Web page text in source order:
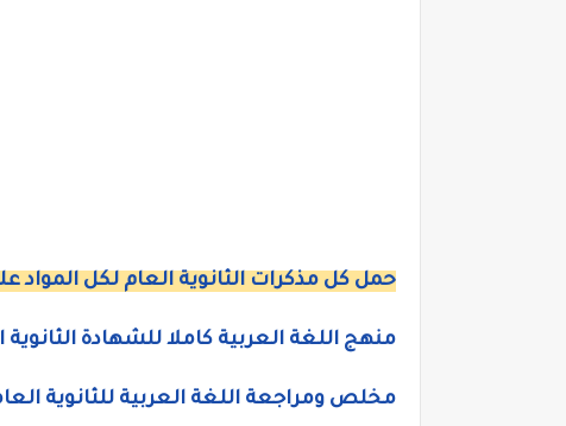
حمل كل مذكرات الثانوية العام لكل المواد
منهج اللغة العربية كاملا للشهادة الثانوية
مخلص ومراجعة اللغة العربية للثانوية